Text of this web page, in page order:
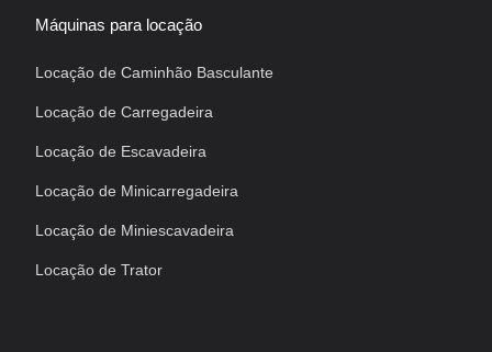
Máquinas para locação
Locação de Caminhão Basculante
Locação de Carregadeira
Locação de Escavadeira
Locação de Minicarregadeira
Locação de Miniescavadeira
Locação de Trator